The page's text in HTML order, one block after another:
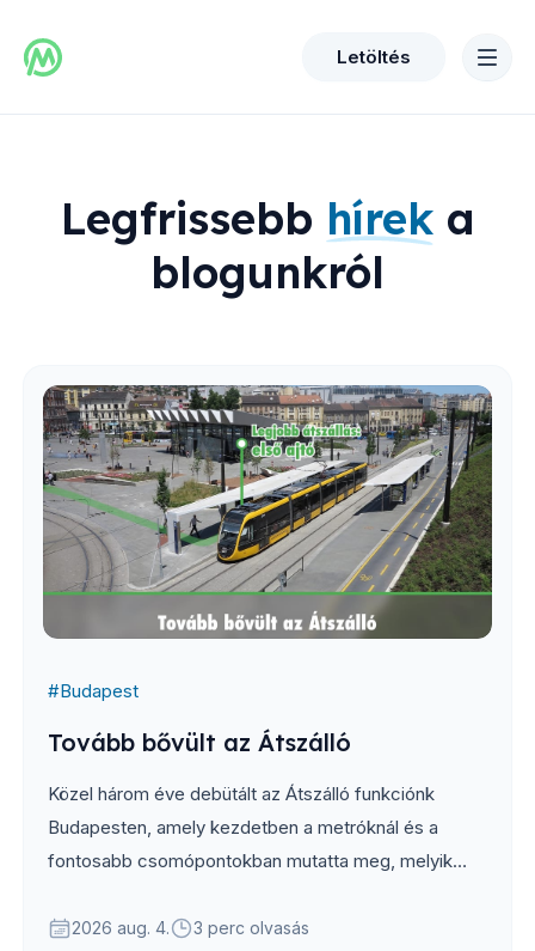
Letöltés
Legfrissebb hírek a
blogunkról
#Budapest
Tovább bővült az Átszálló
Közel három éve debütált az Átszálló funkciónk
Budapesten, amely kezdetben a metróknál és a
fontosabb csomópontokban mutatta meg, melyik
2026 aug. 4. 3 perc olvasás